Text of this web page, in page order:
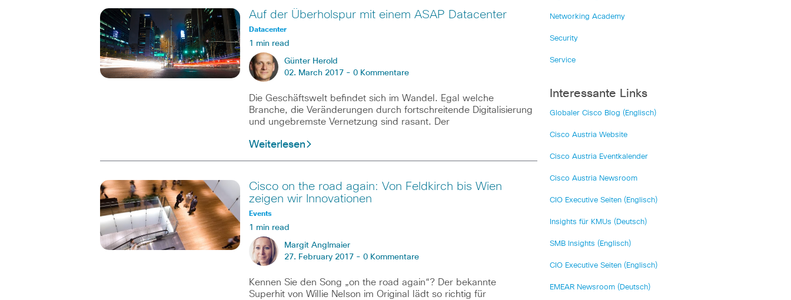
Auf der Überholspur mit einem ASAP Datacenter
Datacenter
1 min read
Günter Herold
02. March 2017 - 0 Kommentare
Die Geschäftswelt befindet sich im Wandel. Egal welche
Branche, die Veränderungen durch fortschreitende Digitalisierung
und ungebremste Vernetzung sind rasant. Der
Weiterlesen
Cisco on the road again: Von Feldkirch bis Wien
zeigen wir Innovationen
Events
1 min read
Margit Anglmaier
27. February 2017 - 0 Kommentare
Kennen Sie den Song „on the road again“? Der bekannte
Superhit von Willie Nelson im Original lädt so richtig für
Networking Academy
Security
Service
Interessante Links
Globaler Cisco Blog (Englisch)
Cisco Austria Website
Cisco Austria Eventkalender
Cisco Austria Newsroom
CIO Executive Seiten (Englisch)
Insights für KMUs (Deutsch)
SMB Insights (Englisch)
CIO Executive Seiten (Englisch)
EMEAR Newsroom (Deutsch)